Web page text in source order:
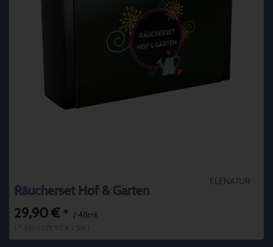
ELENATUR
Räucherset Hof & Garten
29,90 € * / 48ml